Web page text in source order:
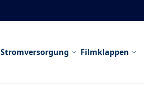
Stromversorgung Filmklappen